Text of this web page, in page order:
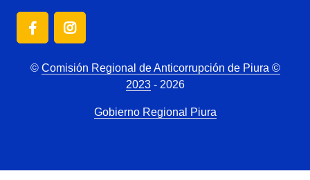
© Comisión Regional de Anticorrupción de Piura ©
2023- 2026
Gobierno Regional Piura